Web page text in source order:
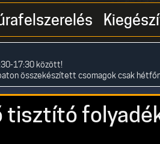
17:30 között!
összekészített csomagok csak
tisztító